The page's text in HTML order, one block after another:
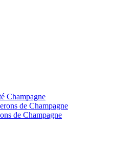
Champagne
de Champagne
de Champagne